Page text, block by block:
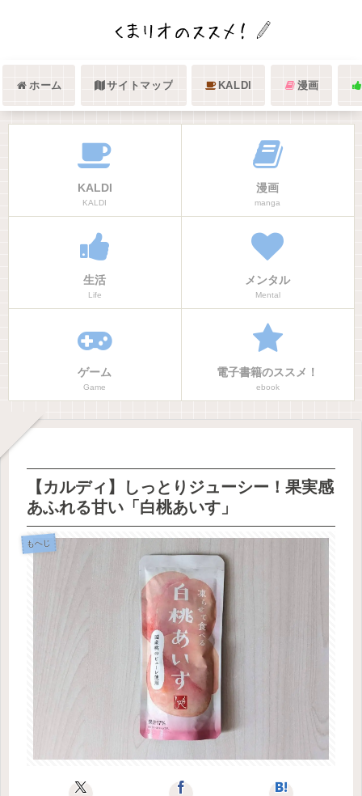
ホーム サイトマップ KALDI 漫画
KALDI
KALDI
漫画
manga
生活
Life
メンタル
Mental
ゲーム
Game
電子書籍のススメ！
ebook
【カルディ】しっとりジューシー！果実感
あふれる甘い「白桃あいす」
もへじ